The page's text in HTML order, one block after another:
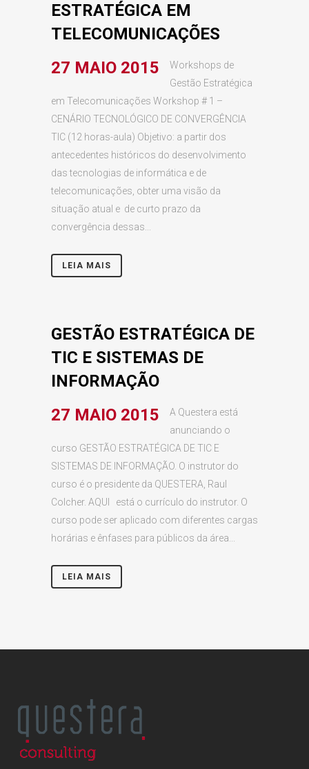
ESTRATÉGICA EM
TELECOMUNICAÇÕES
27 MAIO 2015
Workshops de
Gestão Estratégica
em Telecomunicações Workshop # 1 –
CENÁRIO TECNOLÓGICO DE CONVERGÊNCIA
TIC (12 horas-aula) Objetivo: a partir dos
antecedentes históricos do desenvolvimento
das tecnologias de informática e de
telecomunicações, obter uma visão da
situação atual e de curto prazo da
convergência dessas...
LEIA MAIS
GESTÃO ESTRATÉGICA DE
TIC E SISTEMAS DE
INFORMAÇÃO
27 MAIO 2015
A Questera está
anunciando o
curso GESTÃO ESTRATÉGICA DE TIC E
SISTEMAS DE INFORMAÇÃO. O instrutor do
curso é o presidente da QUESTERA, Raul
Colcher. AQUI está o currículo do instrutor. O
curso pode ser aplicado com diferentes cargas
horárias e ênfases para públicos da área...
LEIA MAIS